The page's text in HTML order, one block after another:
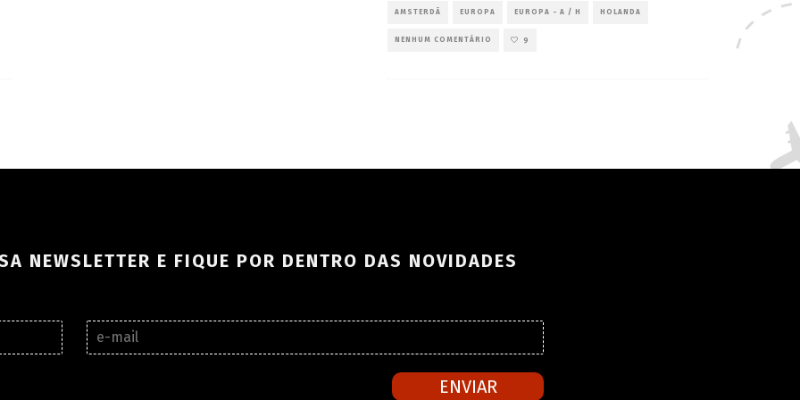
AMSTERDÃ EUROPA EUROPA - A / H HOLANDA
NENHUM COMENTÁRIO 9
NEWSLETTER E FIQUE POR DENTRO DAS NOVIDADES
E
-
ENVIAR